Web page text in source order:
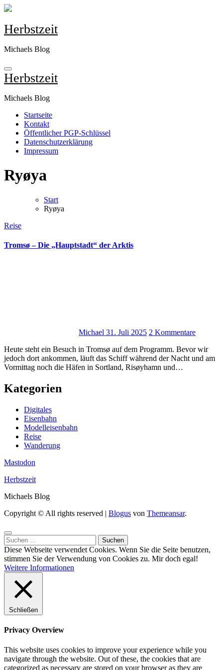
Zum
springen
Herbstzeit
Michaels Blog
Herbstzeit
Michaels Blog
Startseite
Kontakt
Öffentlicher PGP-Schlüssel
Datenschutzerklärung
Impressum
Ryøya
Start
Ryøya
Reise
Tromsø – Die „Hauptstadt“ der Arktis
Michael 31. Juli 2025 2 Kommentare
Heute steht ein Besuch in Tromsø auf dem Programm. Bevor wir
jedoch dort ankommen, läuft das Schiff während der Nacht und am
Vormittag noch die Häfen in Sortland, Risøyhamn und…
Kategorien
Digitales
Eisenbahn
Modelleisenbahn
Reise
Wanderung
Mastodon
Herbstzeit
Michaels Blog
Copyright © All rights reserved | Blogus von Themeansar.
Suchen
nach:
Diese Webseite verwendet Cookies. Wenn Sie die Seite benutzen,
stimmen Sie der Verwendung von Cookies zu. Mir doch egal!
Weitere Informationen
Schließen
Privacy Overview
This website uses cookies to improve your experience while you
navigate through the website. Out of these, the cookies that are
categorized as necessary are stored on your browser as they are